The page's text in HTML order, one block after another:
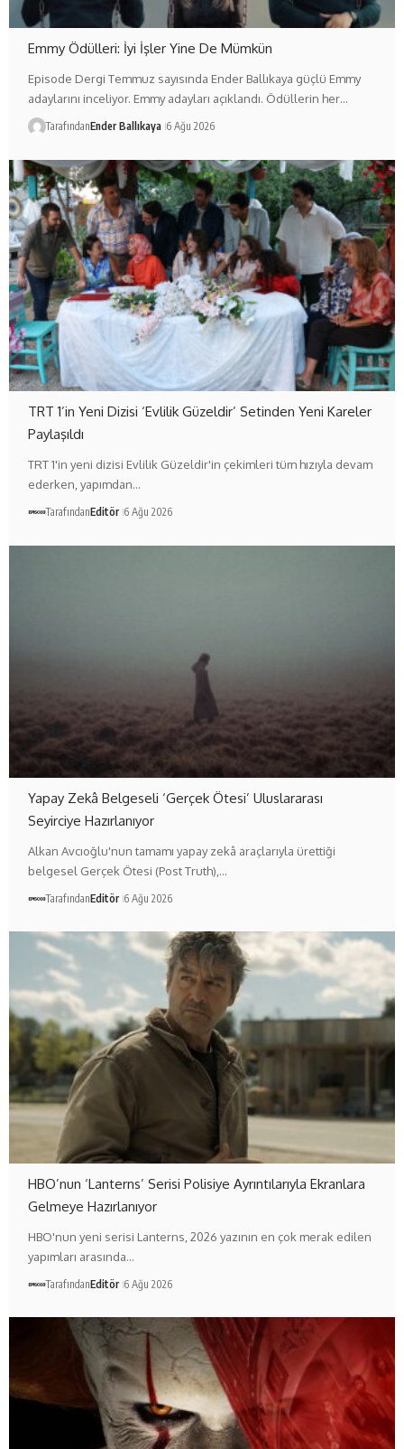
Emmy Ödülleri: İyi İşler Yine De Mümkün
Episode Dergi Temmuz sayısında Ender Ballıkaya güçlü Emmy
adaylarını inceliyor. Emmy adayları açıklandı. Ödüllerin her…
TarafındanEnder Ballıkaya 6 Ağu 2026
TRT 1’in Yeni Dizisi ‘Evlilik Güzeldir’ Setinden Yeni Kareler
Paylaşıldı
TRT 1'in yeni dizisi Evlilik Güzeldir'in çekimleri tüm hızıyla devam
ederken, yapımdan…
TarafındanEditör 6 Ağu 2026
Yapay Zekâ Belgeseli ‘Gerçek Ötesi’ Uluslararası
Seyirciye Hazırlanıyor
Alkan Avcıoğlu'nun tamamı yapay zekâ araçlarıyla ürettiği
belgesel Gerçek Ötesi (Post Truth),…
TarafındanEditör 6 Ağu 2026
HBO’nun ‘Lanterns’ Serisi Polisiye Ayrıntılarıyla Ekranlara
Gelmeye Hazırlanıyor
HBO'nun yeni serisi Lanterns, 2026 yazının en çok merak edilen
yapımları arasında…
TarafındanEditör 6 Ağu 2026